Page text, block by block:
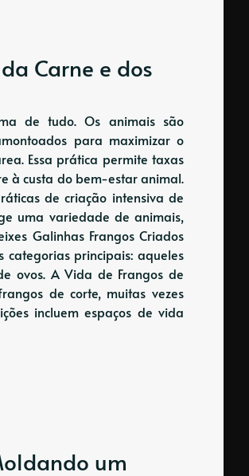
Carne e dos
de tudo. Os animais são
para maximizar o
Essa prática permite taxas
à custa do bem-estar animal.
de criação intensiva de
uma variedade de animais,
Galinhas Frangos Criados
principais: aqueles
ovos. A Vida de Frangos de
de corte, muitas vezes
incluem espaços de vida
um